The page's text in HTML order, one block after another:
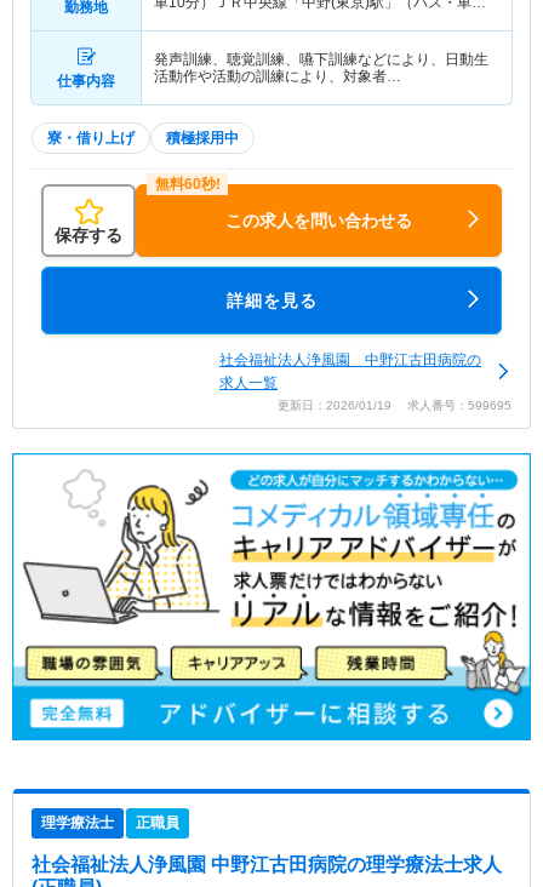
勤務地
仕事内容
発声訓練、聴覚訓練、嚥下訓練などにより、日動生
活動作や活動の訓練により、対象者…
寮・借り上げ 積極採用中
保存する
この求人を問い合わせる
詳細を見る
社会福祉法人浄風園 中野江古田病院の
求人一覧
更新日：2026/01/19 求人番号：599695
理学療法士 正職員
社会福祉法人浄風園 中野江古田病院の理学療法士求人